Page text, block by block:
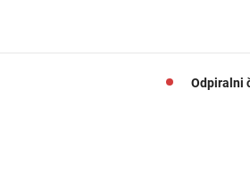
Odpiralni